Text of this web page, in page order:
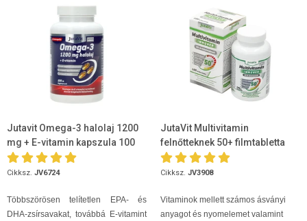
Jutavit Omega-3 halolaj 1200
mg + E-vitamin kapszula 100
db
Cikksz. JV6724
Többszörösen telítetlen EPA- és
DHA-zsírsavakat, továbbá E-vitamint
JutaVit Multivitamin
felnőtteknek 50+ filmtabletta
100db
Cikksz. JV3908
Vitaminok mellett számos ásványi
anyagot és nyomelemet valamint